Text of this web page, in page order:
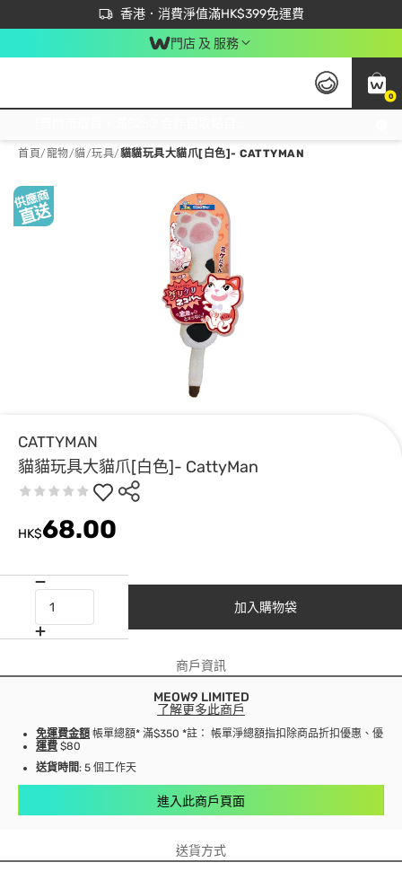
香港．消費淨值滿HK$399免運費
立即成為易賞錢會員盡享獨家優惠
首次APP下單買滿$450 輸入 NEWAPP 即減$50
門店 及 服務
0
首頁/寵物/貓/玩具/貓貓玩具大貓爪[白色]- CATTYMAN
CATTYMAN
貓貓玩具大貓爪[白色]- CattyMan
HK$68.00
加入購物袋
商戶資訊
MEOW9 LIMITED
了解更多此商戶
免運費金額 帳單總額* 滿$350 *註： 帳單淨總額指扣除商品折扣優惠、優惠
運費 $80
送貨時間: 5 個工作天
進入此商戶頁面
送貨方式